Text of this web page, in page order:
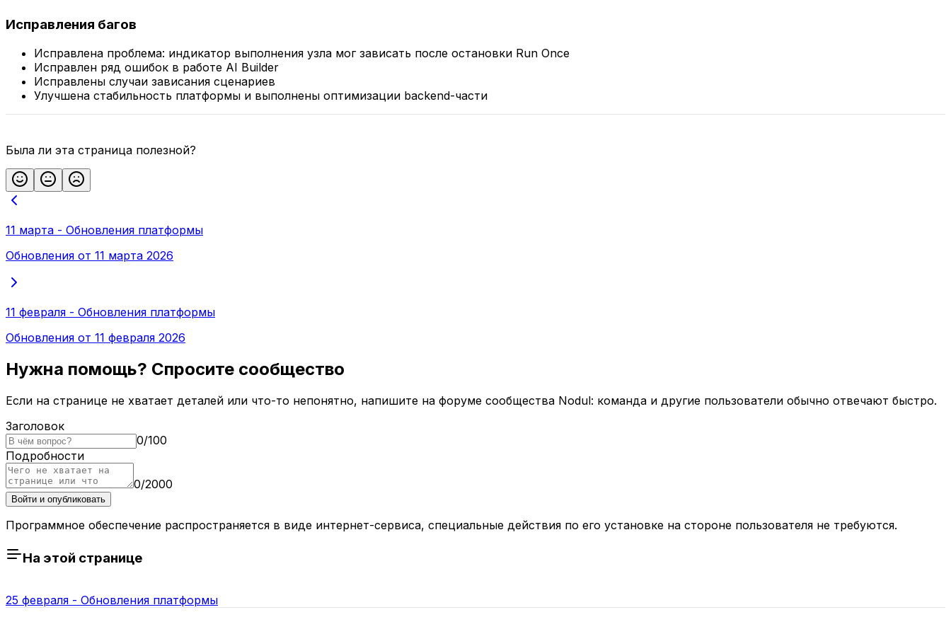
Исправления багов
Исправлена проблема: индикатор выполнения узла мог зависать после остановки Run Once
Исправлен ряд ошибок в работе AI Builder
Исправлены случаи зависания сценариев
Улучшена стабильность платформы и выполнены оптимизации backend-части
Была ли эта страница полезной?
11 марта - Обновления платформы
Обновления от 11 марта 2026
11 февраля - Обновления платформы
Обновления от 11 февраля 2026
Нужна помощь? Спросите сообщество
Если на странице не хватает деталей или что-то непонятно, напишите на форуме сообщества Nodul: команда и другие пользователи обычно отвечают быстро.
Заголовок
0/100
Подробности
0/2000
Войти и опубликовать
Программное обеспечение распространяется в виде интернет-сервиса, специальные действия по его установке на стороне пользователя не требуются.
На этой странице
25 февраля - Обновления платформы